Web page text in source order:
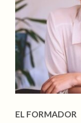
EL FORMADOR